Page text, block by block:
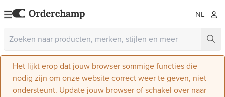
NL
Het lijkt erop dat jouw browser sommige functies die
nodig zijn om onze website correct weer te geven, niet
ondersteunt. Update jouw browser of schakel over naar